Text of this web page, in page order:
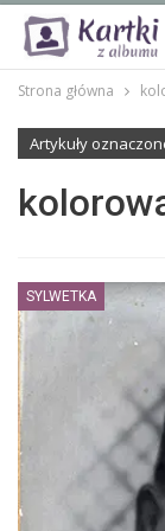
Strona główna
Artykuły
SYLWETKA